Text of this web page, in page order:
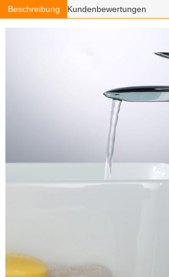
Beschreibung Kundenbewertungen